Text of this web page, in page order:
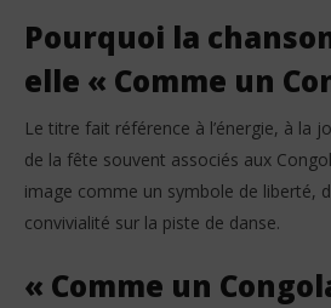
Pourquoi la
elle « Comme un
Le titre fait référence à l’énergie, à la
de la fête souvent associés aux
image comme un symbole de liberté,
convivialité sur la piste de danse.
« Comme un